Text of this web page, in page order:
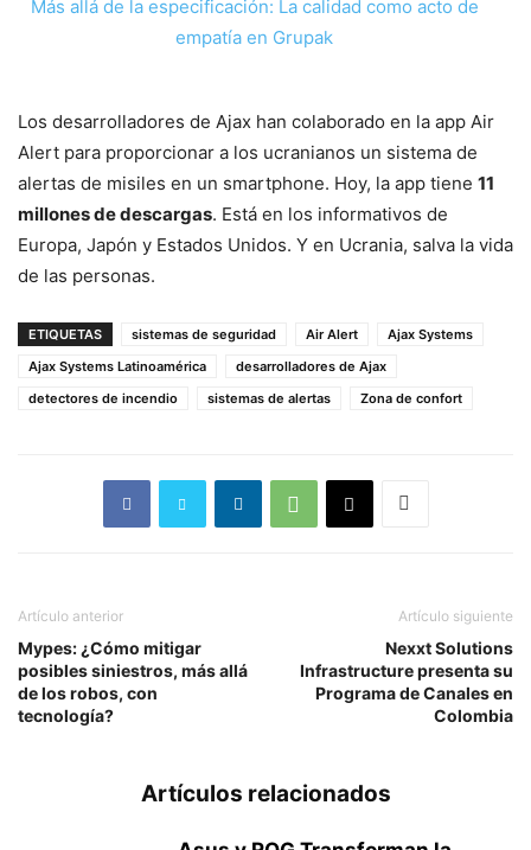
Más allá de la especificación: La calidad como acto de
empatía en Grupak
Los desarrolladores de Ajax han colaborado en la app Air
Alert para proporcionar a los ucranianos un sistema de
alertas de misiles en un smartphone. Hoy, la app tiene 11
millones de descargas. Está en los informativos de
Europa, Japón y Estados Unidos. Y en Ucrania, salva la vida
de las personas.
ETIQUETAS sistemas de seguridad Air Alert
Ajax Systems
Ajax Systems Latinoamérica
desarrolladores de Ajax
detectores de incendio
sistemas de alertas Zona de confort
Artículo anterior
Mypes: ¿Cómo mitigar
posibles siniestros, más allá
de los robos, con
tecnología?
Artículo siguiente
Nexxt Solutions
Infrastructure presenta su
Programa de Canales en
Colombia
Artículos relacionados